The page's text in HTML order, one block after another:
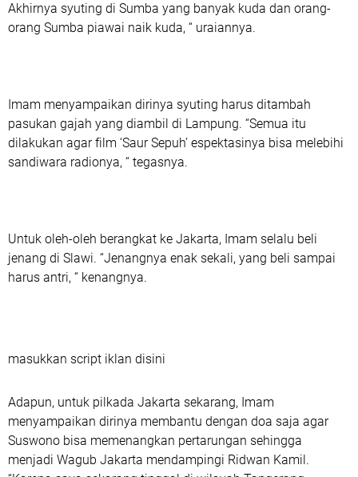
Akhirnya syuting di Sumba yang banyak kuda dan orang-
orang Sumba piawai naik kuda, “ uraiannya.
Imam menyampaikan dirinya syuting harus ditambah
pasukan gajah yang diambil di Lampung. “Semua itu
dilakukan agar film ‘Saur Sepuh’ espektasinya bisa melebihi
sandiwara radionya, “ tegasnya.
Untuk oleh-oleh berangkat ke Jakarta, Imam selalu beli
jenang di Slawi. “Jenangnya enak sekali, yang beli sampai
harus antri, “ kenangnya.
masukkan script iklan disini
Adapun, untuk pilkada Jakarta sekarang, Imam
menyampaikan dirinya membantu dengan doa saja agar
Suswono bisa memenangkan pertarungan sehingga
menjadi Wagub Jakarta mendampingi Ridwan Kamil.